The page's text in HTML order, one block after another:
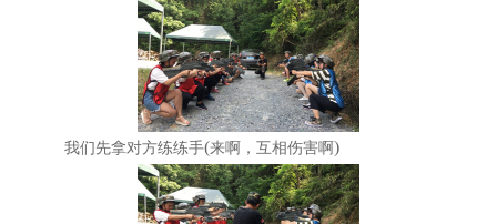
我们先拿对方练练手(来啊，互相伤害啊)